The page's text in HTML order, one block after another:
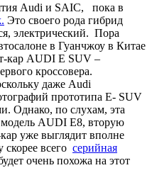
Audi и SAIC, пока в
Это своего рода гибрид
электрический. Пора
в Гуанчжоу в Китае
кар AUDI E SUV –
кроссовера.
даже Audi
прототипа E- SUV
Однако, по слухам, эта
AUDI E8, вторую
уже выглядит вполне
всего серийная
очень похожа на этот